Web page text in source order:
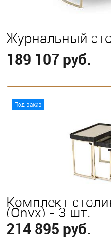
Журнальный
189 107 руб.
Под заказ
Комплект
(Onyx) - 3 шт.
214 895 руб.